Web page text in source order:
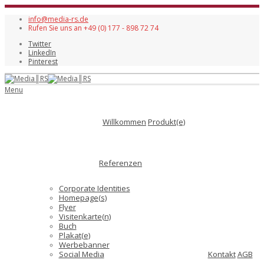
info@media-rs.de
Rufen Sie uns an +49 (0) 177 - 898 72 74
Twitter
LinkedIn
Pinterest
Menu
Willkommen Produkt(e)
Referenzen
Corporate Identities
Homepage(s)
Flyer
Visitenkarte(n)
Buch
Plakat(e)
Werbebanner
Social Media
KontaktAGB